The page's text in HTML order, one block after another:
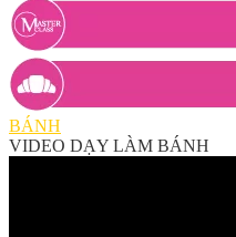
BÁNH
VIDEO DẠY LÀM BÁNH